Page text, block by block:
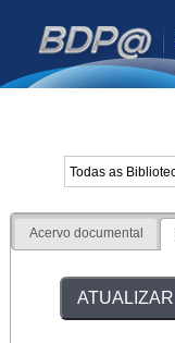
Acervo documental